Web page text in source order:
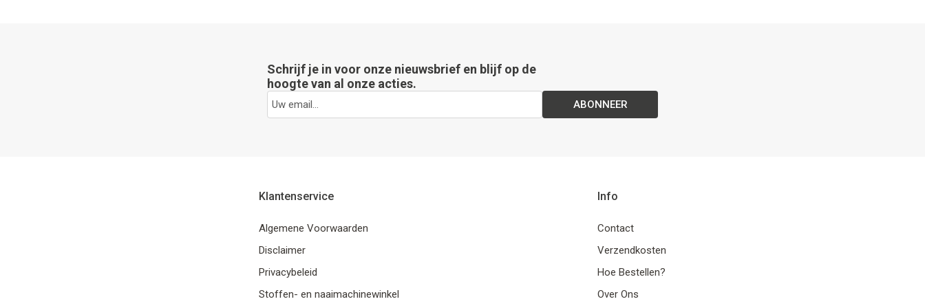
Schrijf je in voor onze nieuwsbrief en blijf op de
hoogte van al onze acties.
ABONNEER
Klantenservice
Algemene Voorwaarden
Disclaimer
Privacybeleid
Stoffen- en naaimachinewinkel
Info
Contact
Verzendkosten
Hoe Bestellen?
Over Ons